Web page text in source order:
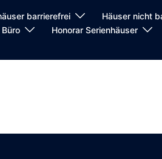
barrierefrei
Häuser nicht
Büro Honorar Serienhäuser